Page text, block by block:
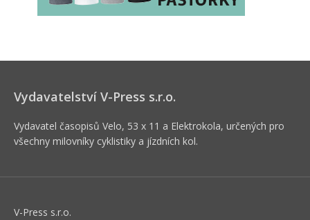
Vydavatelství V-Press s.r.o.
Vydavatel časopisů Velo, 53 x 11 a Elektrokola, určených pro
všechny milovníky cyklistiky a jízdních kol.
V-Press s.r.o.